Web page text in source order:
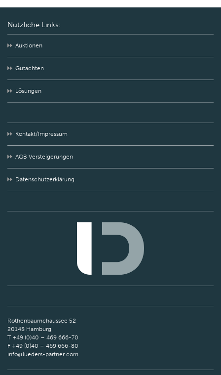
Nützliche Links:
Auktionen
Gutachten
Lösungen
Kontakt/Impressum
AGB Versteigerungen
Datenschutzerklärung
Rothenbaumchaussee 52
20148 Hamburg
T +49 (0)40 – 469 666-70
F +49 (0)40 – 469 666-80
info@lueders-partner.com